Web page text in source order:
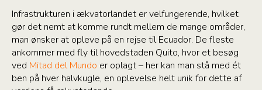
Infrastrukturen i ækvatorlandet er velfungerende, hvilket
gør det nemt at komme rundt mellem de mange områder,
man ønsker at opleve på en rejse til Ecuador. De fleste
ankommer med fly til hovedstaden Quito, hvor et besøg
ved Mitad del Mundo er oplagt – her kan man stå med ét
ben på hver halvkugle, en oplevelse helt unik for dette af